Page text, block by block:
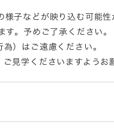
子などが映り込む可能性
。予めご了承ください。
）はご遠慮ください。
見学くださいますようお